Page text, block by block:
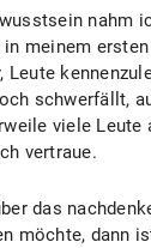
nahm
meinem
Leute
schwerfällt,
viele Leute
vertraue.
das
möchte, dann